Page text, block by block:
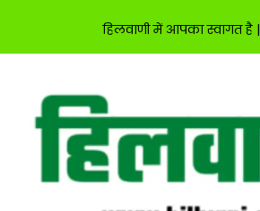
content
हिलवाणी में आपका स्वागत है |